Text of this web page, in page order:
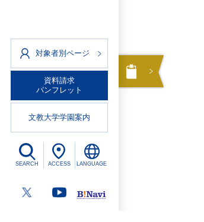
対象者別ページ
資料請求
パンフレット
文教大学学園案内
SEARCH ACCESS LANGUAGE